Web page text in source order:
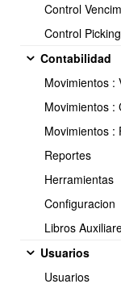
Control
Control Picking
Contabilidad
Movimientos :
Movimientos :
Movimientos :
Reportes
Herramientas
Configuracion
Libros
Usuarios
Usuarios